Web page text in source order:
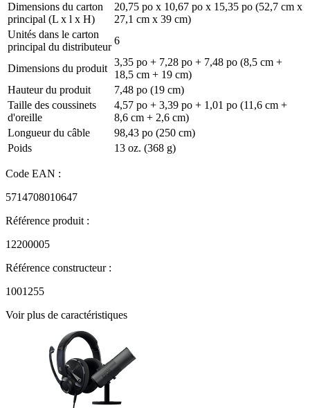
Dimensions du carton
principal (L x l x H)
20,75 po x 10,67 po x 15,35 po (52,7 cm x
27,1 cm x 39 cm)
Unités dans le carton
principal du distributeur
6
Dimensions du produit
3,35 po + 7,28 po + 7,48 po (8,5 cm +
18,5 cm + 19 cm)
Hauteur du produit
7,48 po (19 cm)
Taille des coussinets
d'oreille
4,57 po + 3,39 po + 1,01 po (11,6 cm +
8,6 cm + 2,6 cm)
Longueur du câble
98,43 po (250 cm)
Poids
13 oz. (368 g)
Code EAN :
5714708010647
Référence produit :
12200005
Référence constructeur :
1001255
Voir plus de caractéristiques